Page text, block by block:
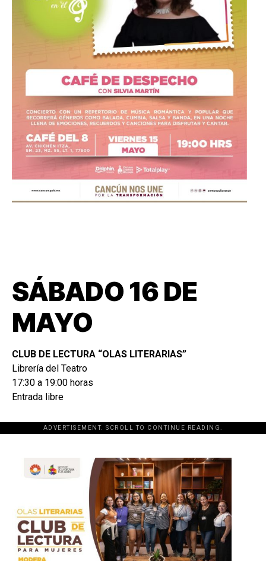
SÁBADO 16 DE
MAYO
CLUB DE LECTURA “OLAS LITERARIAS”
Librería del Teatro
17:30 a 19:00 horas
Entrada libre
ADVERTISEMENT. SCROLL TO CONTINUE READING.
[adsforwp id="243463"]